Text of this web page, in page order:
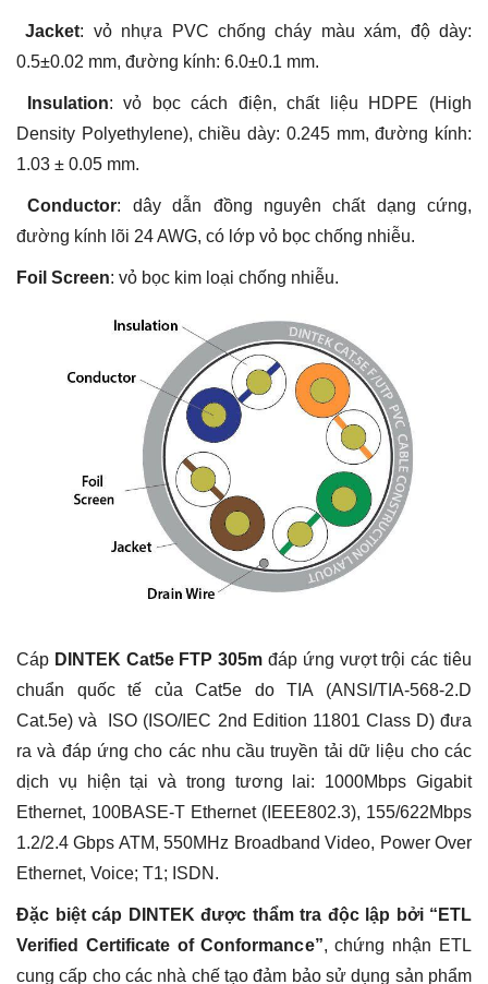
Jacket: vỏ nhựa PVC chống cháy màu xám, độ dày:
0.5±0.02 mm, đường kính: 6.0±0.1 mm.
Insulation: vỏ bọc cách điện, chất liệu HDPE (High
Density Polyethylene), chiều dày: 0.245 mm, đường kính:
1.03 ± 0.05 mm.
Conductor: dây dẫn đồng nguyên chất dạng cứng,
đường kính lõi 24 AWG, có lớp vỏ bọc chống nhiễu.
Foil Screen: vỏ bọc kim loại chống nhiễu.
Cáp DINTEK Cat5e FTP 305m đáp ứng vượt trội các tiêu
chuẩn quốc tế của Cat5e do TIA (ANSI/TIA-568-2.D
Cat.5e) và ISO (ISO/IEC 2nd Edition 11801 Class D) đưa
ra và đáp ứng cho các nhu cầu truyền tải dữ liệu cho các
dịch vụ hiện tại và trong tương lai: 1000Mbps Gigabit
Ethernet, 100BASE-T Ethernet (IEEE802.3), 155/622Mbps
1.2/2.4 Gbps ATM, 550MHz Broadband Video, Power Over
Ethernet, Voice; T1; ISDN.
Đặc biệt cáp DINTEK được thẩm tra độc lập bởi “ETL
Verified Certificate of Conformance”, chứng nhận ETL
cung cấp cho các nhà chế tạo đảm bảo sử dụng sản phẩm